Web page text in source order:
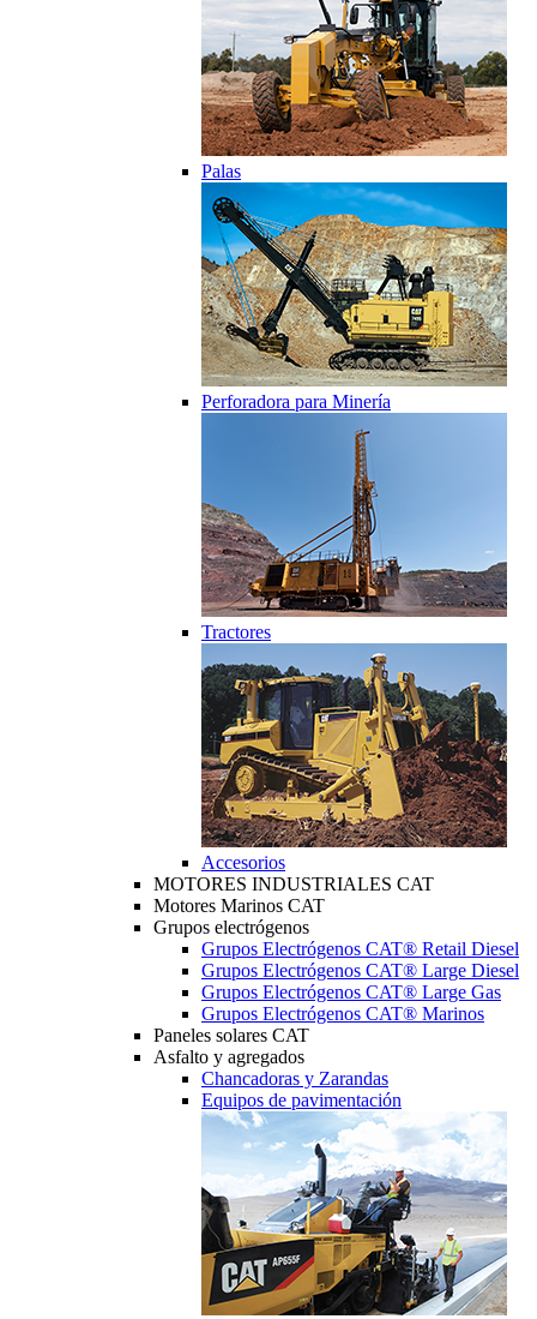
Palas
Perforadora para Minería
Tractores
Accesorios
MOTORES INDUSTRIALES CAT
Motores Marinos CAT
Grupos electrógenos
Grupos Electrógenos CAT® Retail Diesel
Grupos Electrógenos CAT® Large Diesel
Grupos Electrógenos CAT® Large Gas
Grupos Electrógenos CAT® Marinos
Paneles solares CAT
Asfalto y agregados
Chancadoras y Zarandas
Equipos de pavimentación